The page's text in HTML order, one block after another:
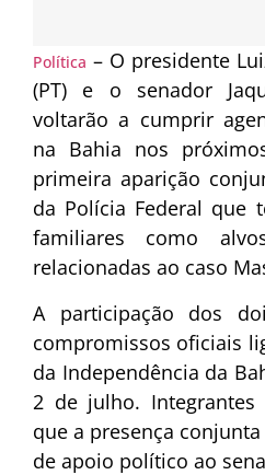
Política – O presidente
(PT) e o senador
voltarão a cumprir
na Bahia nos
primeira aparição
da Polícia Federal que
familiares como
relacionadas ao caso
A participação dos
compromissos oficiais
da Independência da
2 de julho. Integrantes
que a presença
de apoio político ao